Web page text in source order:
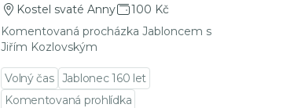
Kostel svaté Anny
100 Kč
Komentovaná procházka Jabloncem s
Jiřím Kozlovským
Volný čas Jablonec 160 let
Komentovaná prohlídka